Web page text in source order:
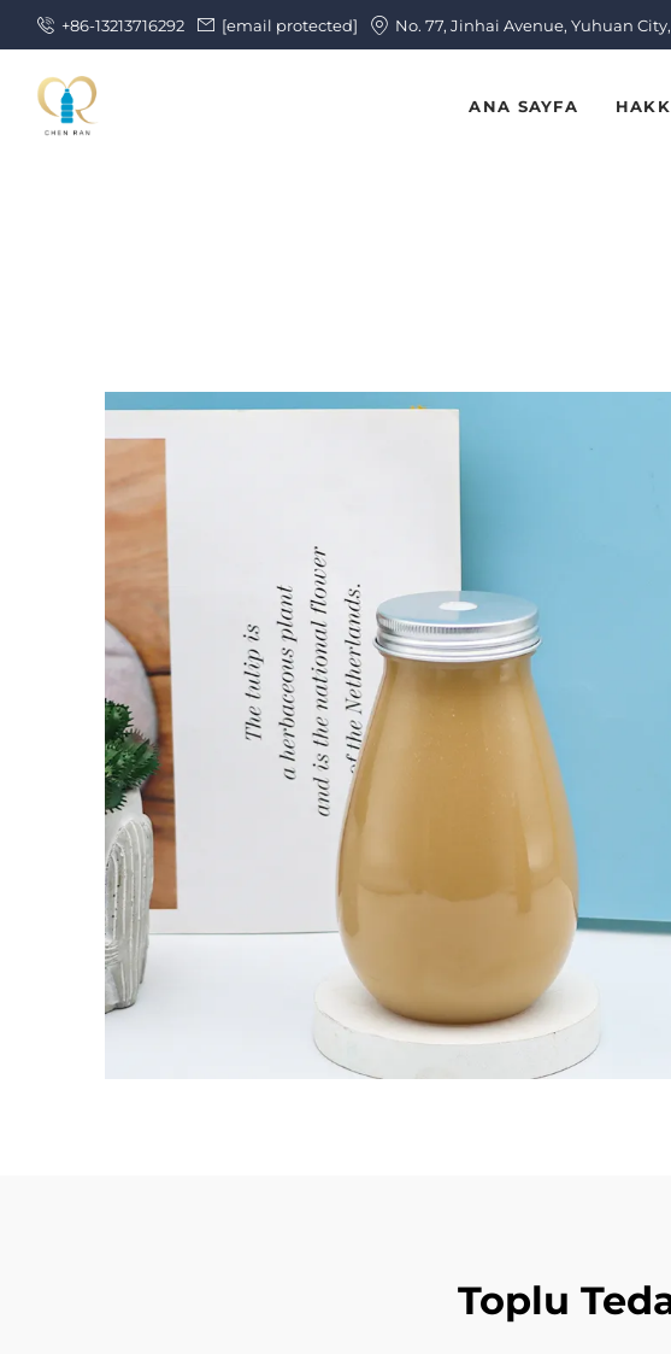
+86-13213716292 [email protected] No. 77, Jinhai Avenue, Yuhuan
ANA SAYFA
Toplu